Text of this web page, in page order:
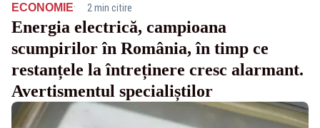
ECONOMIE· 2 min citire
Energia electrică, campioana
scumpirilor în România, în timp ce
restanțele la întreținere cresc alarmant.
Avertismentul specialiștilor